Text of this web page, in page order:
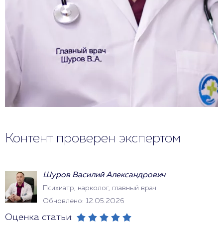
Контент проверен экспертом
Шуров Василий Александрович
Психиатр, нарколог, главный врач
Обновлено: 12.05.2026
Оценка статьи: